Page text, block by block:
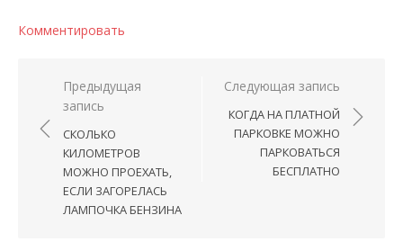
Комментировать
Навигация по записям
Предыдущая
запись
СКОЛЬКО
КИЛОМЕТРОВ
МОЖНО ПРОЕХАТЬ,
ЕСЛИ ЗАГОРЕЛАСЬ
ЛАМПОЧКА БЕНЗИНА
Следующая запись
КОГДА НА ПЛАТНОЙ
ПАРКОВКЕ МОЖНО
ПАРКОВАТЬСЯ
БЕСПЛАТНО